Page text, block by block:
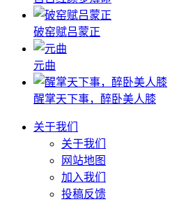
破窑赋吕蒙正
元曲
醒掌天下事，醉卧美人膝
关于我们
关于我们
网站地图
加入我们
投稿反馈